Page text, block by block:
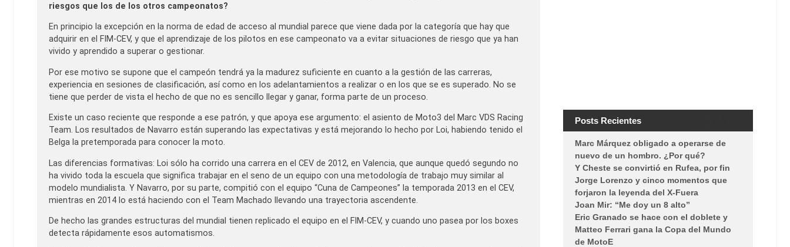
riesgos que los de los otros campeonatos?
En principio la excepción en la norma de edad de acceso al mundial parece que viene dada por la categoría que hay que
adquirir en el FIM-CEV, y que el aprendizaje de los pilotos en ese campeonato va a evitar situaciones de riesgo que ya han
vivido y aprendido a superar o gestionar.
Por ese motivo se supone que el campeón tendrá ya la madurez suficiente en cuanto a la gestión de las carreras,
experiencia en sesiones de clasificación, así como en los adelantamientos a realizar o en los que se es superado. No se
tiene que perder de vista el hecho de que no es sencillo llegar y ganar, forma parte de un proceso.
Existe un caso reciente que responde a ese patrón, y que apoya ese argumento: el asiento de Moto3 del Marc VDS Racing
Team. Los resultados de Navarro están superando las expectativas y está mejorando lo hecho por Loi, habiendo tenido el
Belga la pretemporada para conocer la moto.
Las diferencias formativas: Loi sólo ha corrido una carrera en el CEV de 2012, en Valencia, que aunque quedó segundo no
ha vivido toda la escuela que significa trabajar en el seno de un equipo con una metodología de trabajo muy similar al
modelo mundialista. Y Navarro, por su parte, compitió con el equipo “Cuna de Campeones” la temporada 2013 en el CEV,
mientras en 2014 lo está haciendo con el Team Machado llevando una trayectoria ascendente.
De hecho las grandes estructuras del mundial tienen replicado el equipo en el FIM-CEV, y cuando uno pasea por los boxes
detecta rápidamente esos automatismos.
Posts Recientes
Marc Márquez obligado a operarse de
nuevo de un hombro. ¿Por qué?
Y Cheste se convirtió en Rufea, por fin
Jorge Lorenzo y cinco momentos que
forjaron la leyenda del X-Fuera
Joan Mir: “Me doy un 8 alto”
Eric Granado se hace con el doblete y
Matteo Ferrari gana la Copa del Mundo
de MotoE